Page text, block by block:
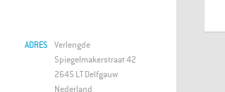
ADRES Verlengde
Spiegelmakerstraat 42
2645 LT Delfgauw
Nederland